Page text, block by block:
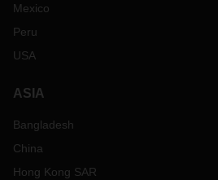
Mexico
Peru
USA
ASIA
Bangladesh
China
Hong Kong SAR